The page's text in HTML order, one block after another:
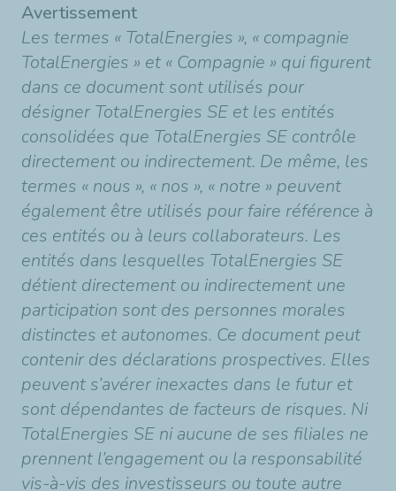
Avertissement
Les termes « TotalEnergies », « compagnie
TotalEnergies » et « Compagnie » qui figurent
dans ce document sont utilisés pour
désigner TotalEnergies SE et les entités
consolidées que TotalEnergies SE contrôle
directement ou indirectement. De même, les
termes « nous », « nos », « notre » peuvent
également être utilisés pour faire référence à
ces entités ou à leurs collaborateurs. Les
entités dans lesquelles TotalEnergies SE
détient directement ou indirectement une
participation sont des personnes morales
distinctes et autonomes. Ce document peut
contenir des déclarations prospectives. Elles
peuvent s’avérer inexactes dans le futur et
sont dépendantes de facteurs de risques. Ni
TotalEnergies SE ni aucune de ses filiales ne
prennent l’engagement ou la responsabilité
vis-à-vis des investisseurs ou toute autre